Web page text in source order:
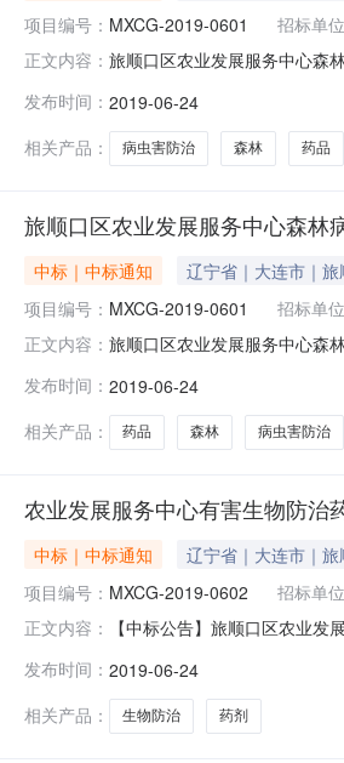
项目编号： MXCG-2019-0601 招标单位
正文内容： 旅顺口区农业发展服务中心森
发展服务中心森林病虫害防治
代理有限公司地址：大
发布时间： 2019-06-24
相关产品：
病虫害防治 森林 药品
旅顺口区农业发展服务中心森林
中标｜中标通知 辽宁省｜大连市｜旅
项目编号： MXCG-2019-0601 招标单位
正文内容： 旅顺口区农业发展服务中心森
发展服务中心森林病虫害防治
代理有限公司地址：大
发布时间： 2019-06-24
相关产品：
药品 森林 病虫害防治
农业发展服务中心有害生物防治
中标｜中标通知 辽宁省｜大连市｜旅
项目编号： MXCG-2019-0602 招标单位
正文内容：
【中标公告】旅顺口区农业
称：旅顺口区农业发展服务中
大连民鑫招投标代理有
发布时间： 2019-06-24
相关产品：
生物防治 药剂